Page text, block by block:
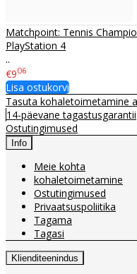
Matchpoint: Tennis
PlayStation 4
..
€906
Lisa ostukorvi
Tasuta kohaletoimetamine
14-päevane tagastusgarantii
Ostutingimused
Info
Meie kohta
kohaletoimetamine
Ostutingimused
Privaatsuspoliitika
Tagama
Tagasi
Klienditeenindus